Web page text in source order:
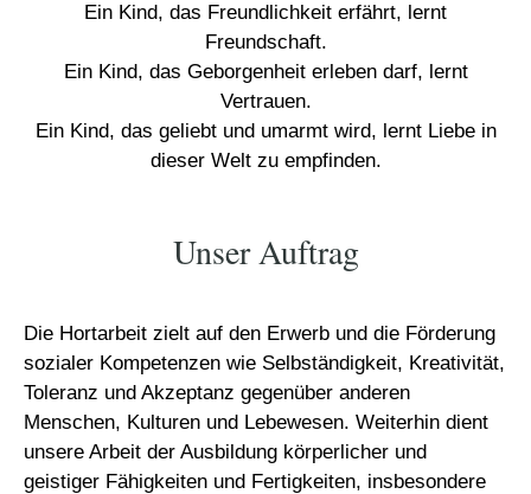
Ein Kind, das Freundlichkeit erfährt, lernt
Freundschaft.
Ein Kind, das Geborgenheit erleben darf, lernt
Vertrauen.
Ein Kind, das geliebt und umarmt wird, lernt Liebe in
dieser Welt zu empfinden.
Unser Auftrag
Die Hortarbeit zielt auf den Erwerb und die Förderung
sozialer Kompetenzen wie Selbständigkeit, Kreativität,
Toleranz und Akzeptanz gegenüber anderen
Menschen, Kulturen und Lebewesen. Weiterhin dient
unsere Arbeit der Ausbildung körperlicher und
geistiger Fähigkeiten und Fertigkeiten, insbesondere